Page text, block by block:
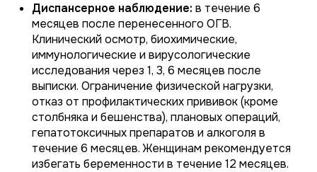
Диспансерное наблюдение: в течение 6
месяцев после перенесенного ОГВ.
Клинический осмотр, биохимические,
иммунологические и вирусологические
исследования через 1, 3, 6 месяцев после
выписки. Ограничение физической нагрузки,
отказ от профилактических прививок (кроме
столбняка и бешенства), плановых операций,
гепатотоксичных препаратов и алкоголя в
течение 6 месяцев. Женщинам рекомендуется
избегать беременности в течение 12 месяцев.